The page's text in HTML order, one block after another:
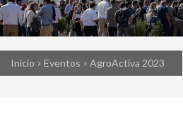
Inicio Eventos AgroActiva 2023